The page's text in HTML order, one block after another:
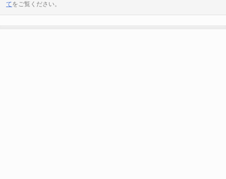
てをご覧ください。